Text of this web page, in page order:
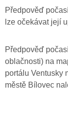
Předpověď
lze očekávat její
Předpověď
oblačnosti) na
portálu Ventusky
městě Bílovec